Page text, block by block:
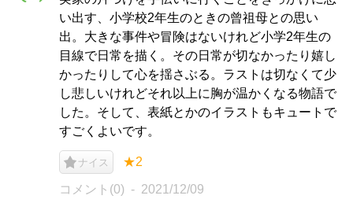
い出す、小学校2年生のときの曾祖母との思い
出。大きな事件や冒険はないけれど小学2年生の
目線で日常を描く。その日常が切なかったり嬉し
かったりして心を揺さぶる。ラストは切なくて少
し悲しいけれどそれ以上に胸が温かくなる物語で
した。そして、表紙とかのイラストもキュートで
すごくよいです。
ナイス ★2
コメント(0) 2021/12/09